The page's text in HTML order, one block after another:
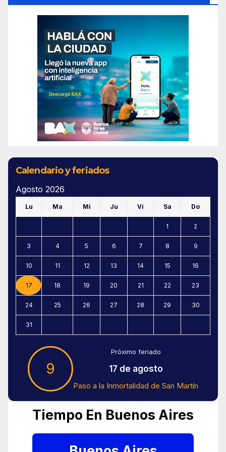
Calendario y feriados
Agosto 2026
Lu Ma Mi Ju Vi Sa Do
1 2
3 4 5 6 7 8 9
10 11 12 13 14 15 16
17 18 19 20 21 22 23
24 25 26 27 28 29 30
31
9
Próximo feriado
17 de agosto
Paso a la Inmortalidad de San Martín
Tiempo En Buenos Aires